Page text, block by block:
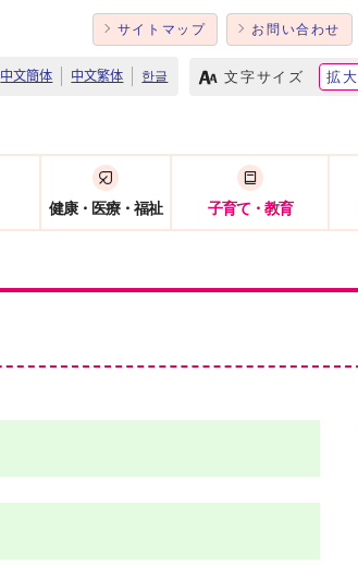
サイトマップ お問い合わせ
中文簡体 中文繁体 한글 文字サイズ 拡大
健康・医療・福祉 子育て・教育